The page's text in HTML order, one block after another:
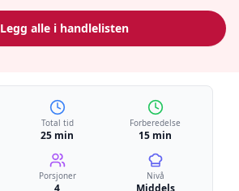
Legg alle i handlelisten
Total tid
25 min
Forberedelse
15 min
Porsjoner
4
Nivå
Middels